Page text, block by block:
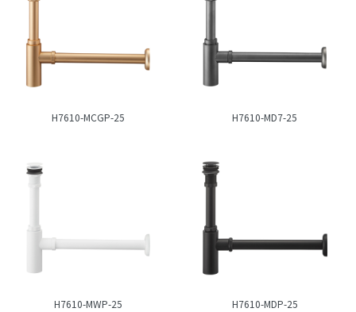
H7610-MCGP-25 H7610-MD7-25
H7610-MWP-25 H7610-MDP-25